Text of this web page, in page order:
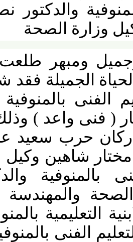
والدكتور
وزارة الصحة
ومبهر
الجميلة فقد
الفنى
( فنى واعد ) وذلك
حرب سعيد
شاهين وكيل
بالمنوفية
والمهندسة
الفنى